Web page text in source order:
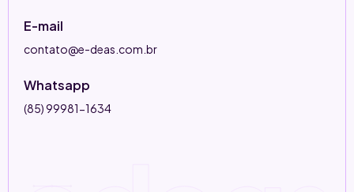
E-mail
contato@e-deas.com.br
Whatsapp
(85) 99981-1634